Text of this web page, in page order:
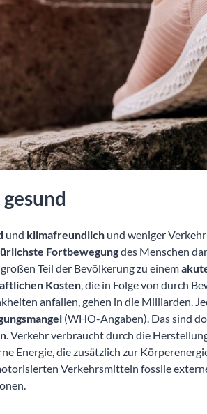
und klimafreundlich und weniger
Fortbewegungdes Menschen
Teil der Bevölkerung zu einem
Kosten, die in Folge von durch
anfallen, gehen in die Milliarden.
(WHO-Angaben). Das sind
. Verkehr verbraucht durch die
Energie, die zusätzlich zur
Verkehrsmitteln fossile